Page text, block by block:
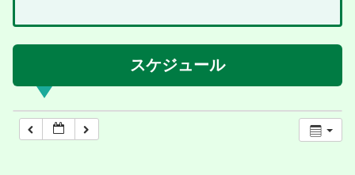
スケジュール